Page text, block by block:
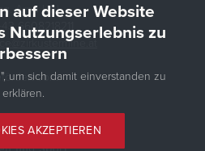
Arno Uhl
6608218211
von:
auf dieser Website
Nutzungserlebnis zu
um sich damit einverstanden zu
erklären.
AKZEPTIEREN